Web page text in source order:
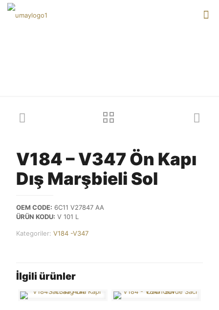
V184 – V347 Ön Kapı
Dış Marşbieli Sol
OEM CODE: 6C11 V27847 AA
ÜRÜN KODU: V 101 L
Kategoriler: V184 -V347
İlgili ürünler